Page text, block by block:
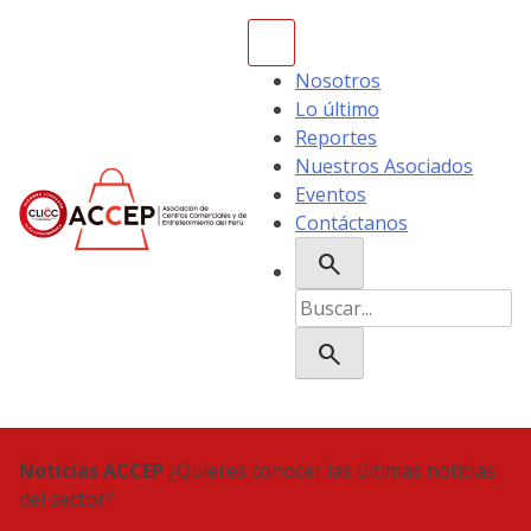
Nosotros
Lo último
Reportes
Nuestros Asociados
Eventos
Contáctanos
search
Buscar:
search
Noticias ACCEP ¿Quieres conocer las últimas noticias
del sector?